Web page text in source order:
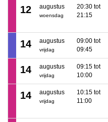
12 augustus
woensdag
20:30 tot
21:15
14 augustus
vrijdag
09:00 tot
09:45
14 augustus
vrijdag
09:15 tot
10:00
14 augustus
vrijdag
10:15 tot
11:00